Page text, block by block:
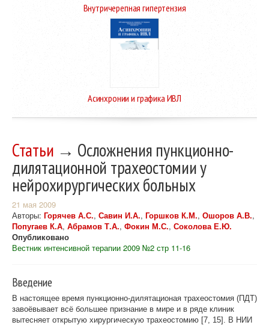
Внутричерепная гипертензия
Асинхронии и графика ИВЛ
Статьи → Осложнения пункционно-
дилятационной трахеостомии у
нейрохирургических больных
21 мая 2009
Авторы: Горячев А.С., Савин И.А., Горшков К.М., Ошоров А.В.,
Попугаев К.А, Абрамов Т.А., Фокин М.С., Соколова Е.Ю.
Опубликовано
Вестник интенсивной терапии 2009 №2 стр 11-16
Введение
В настоящее время пункционно-дилятационая трахеостомия (ПДТ)
завоёвывает всё большее признание в мире и в ряде клиник
вытесняет открытую хирургическую трахеостомию [7, 15]. В НИИ